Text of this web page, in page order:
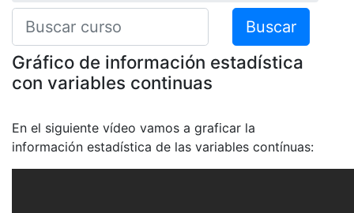
Buscar
Gráfico de información estadística
con variables continuas
En el siguiente vídeo vamos a graficar la
información estadística de las variables contínuas: